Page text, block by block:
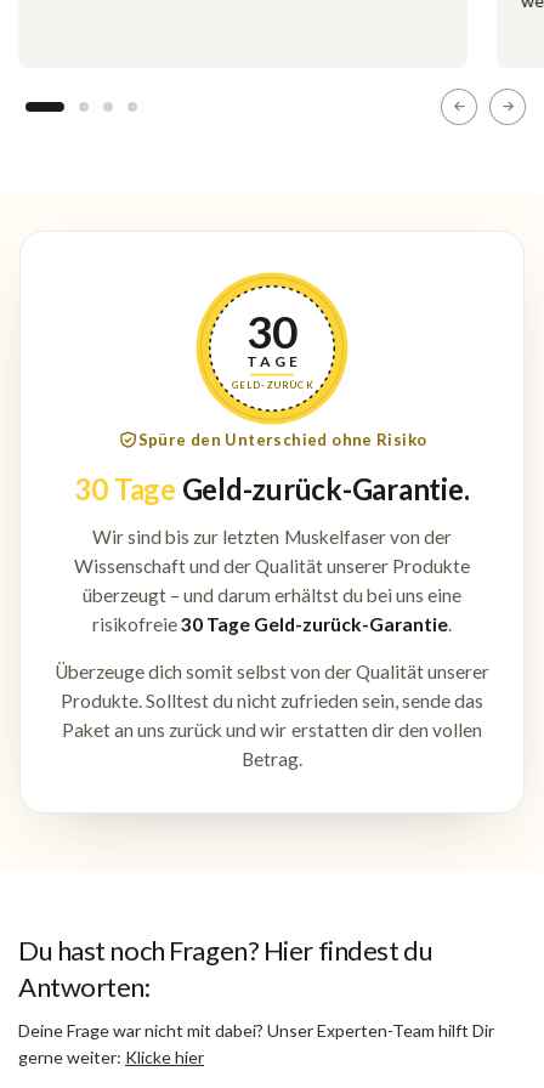
30
TAGE
GELD-ZURÜCK
Spüre den Unterschied ohne Risiko
30 Tage Geld-zurück-Garantie.
Wir sind bis zur letzten Muskelfaser von der
Wissenschaft und der Qualität unserer Produkte
überzeugt – und darum erhältst du bei uns eine
risikofreie30 Tage Geld-zurück-Garantie.
Überzeuge dich somit selbst von der Qualität unserer
Produkte. Solltest du nicht zufrieden sein, sende das
Paket an uns zurück und wir erstatten dir den vollen
Betrag.
Du hast noch Fragen? Hier findest du
Antworten:
Deine Frage war nicht mit dabei? Unser Experten-Team hilft Dir
gerne weiter: Klicke hier